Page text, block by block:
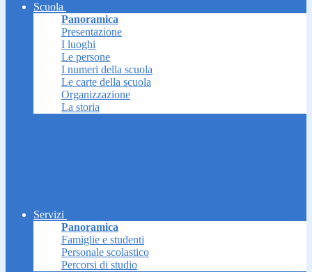
Scuola
Panoramica
Presentazione
I luoghi
Le persone
I numeri della scuola
Le carte della scuola
Organizzazione
La storia
Servizi
Panoramica
Famiglie e studenti
Personale scolastico
Percorsi di studio